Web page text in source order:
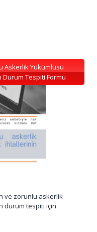
Askerlik Yükümlüsü
Durum Tespiti Formu
ve zorunlu askerlik
durum tespiti için